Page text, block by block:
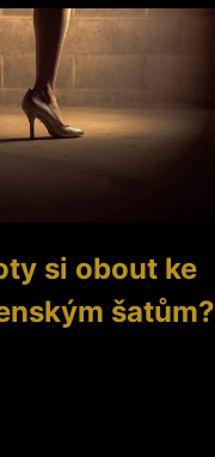
si obout ke
šatům?